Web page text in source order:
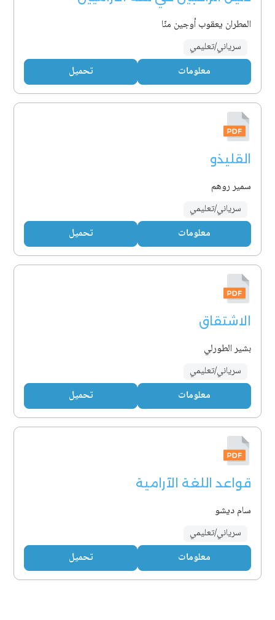
المطران يعقوب أوجين منّا
سرياني/تعليمي
معلومات تحميل
القليذو
سمير روهم
سرياني/تعليمي
معلومات تحميل
الاشتقاق
بشير الطورلي
سرياني/تعليمي
معلومات تحميل
قواعد اللغة الآرامية
سام ديشو
سرياني/تعليمي
معلومات تحميل